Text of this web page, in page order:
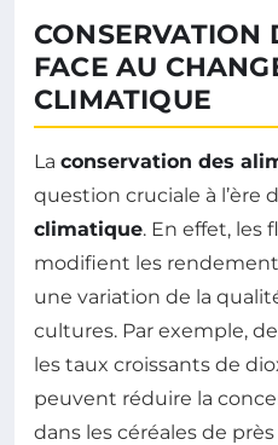
CONSERVATION
FACE AU
CLIMATIQUE
La conservation des
question cruciale à l’ère
climatique. En effet, les
modifient les
une variation de la
cultures. Par exemple,
les taux croissants de
peuvent réduire la
dans les céréales de